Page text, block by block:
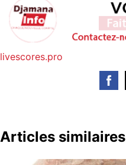
livescores.pro
Articles similaires